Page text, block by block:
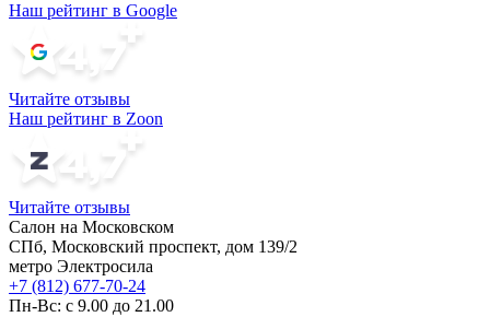
Наш рейтинг в Google
Читайте отзывы
Наш рейтинг в Zoon
Читайте отзывы
Салон на Московском
СПб, Московский проспект, дом 139/2
метро Электросила
+7 (812) 677-70-24
Пн-Вс: с 9.00 до 21.00